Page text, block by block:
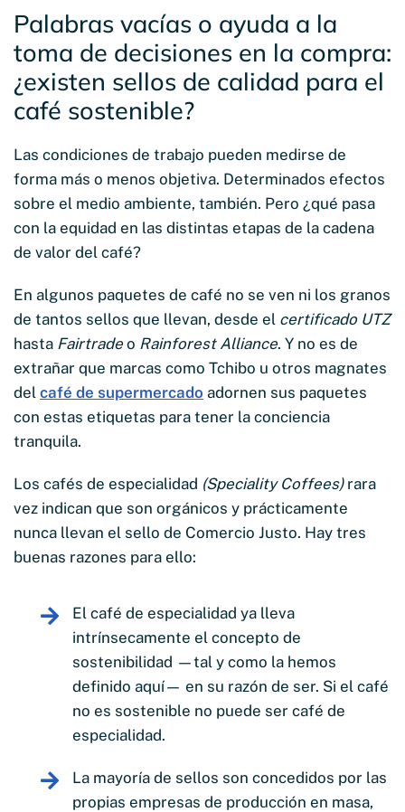
Palabras vacías o ayuda a la
toma de decisiones en la compra:
¿existen sellos de calidad para el
café sostenible?
Las condiciones de trabajo pueden medirse de
forma más o menos objetiva. Determinados efectos
sobre el medio ambiente, también. Pero ¿qué pasa
con la equidad en las distintas etapas de la cadena
de valor del café?
En algunos paquetes de café no se ven ni los granos
de tantos sellos que llevan, desde el certificado UTZ
hasta Fairtrade o Rainforest Alliance. Y no es de
extrañar que marcas como Tchibo u otros magnates
del café de supermercado adornen sus paquetes
con estas etiquetas para tener la conciencia
tranquila.
Los cafés de especialidad (Speciality Coffees)rara
vez indican que son orgánicos y prácticamente
nunca llevan el sello de Comercio Justo. Hay tres
buenas razones para ello:
El café de especialidad ya lleva
intrínsecamente el concepto de
sostenibilidad —tal y como la hemos
definido aquí— en su razón de ser. Si el café
no es sostenible no puede ser café de
especialidad.
La mayoría de sellos son concedidos por las
propias empresas de producción en masa,